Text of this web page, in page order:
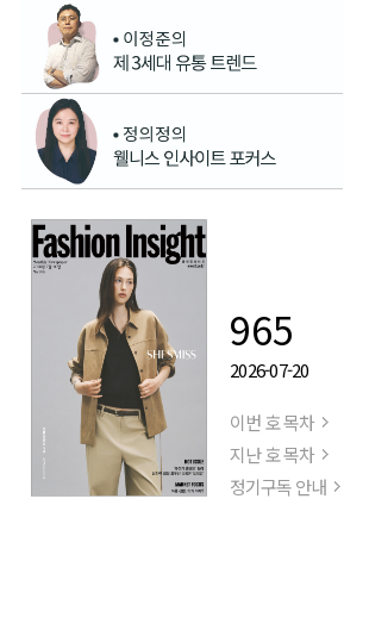
965
2026-07-20
이번 호 목차
지난 호 목차
정기구독 안내